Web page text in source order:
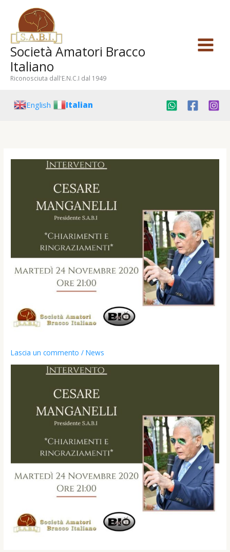
contenuto
Società Amatori Bracco
Italiano
Riconosciuta dall'E.N.C.I dal 1949
English Italian
Lascia un commento /News